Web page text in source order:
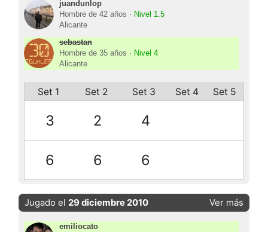
juandunlop
Hombre de 42 años · Nivel 1.5
Alicante
sebastan
Hombre de 35 años · Nivel 4
Alicante
Set 1 Set 2 Set 3 Set 4 Set 5
3 2 4
6 6 6
Jugado el 29 diciembre 2010 Ver más
emiliocato